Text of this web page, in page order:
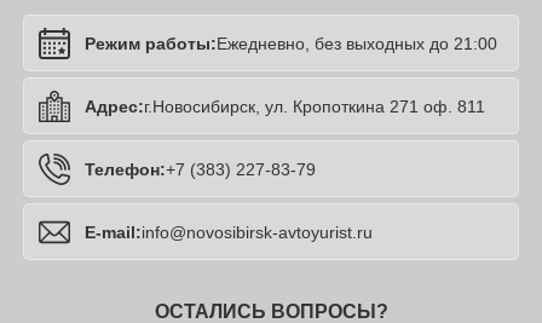
Режим работы:Ежедневно, без выходных до 21:00
Адрес:г.Новосибирск, ул. Кропоткина 271 оф. 811
Телефон:+7 (383) 227-83-79
E-mail:info@novosibirsk-avtoyurist.ru
ОСТАЛИСЬ ВОПРОСЫ?